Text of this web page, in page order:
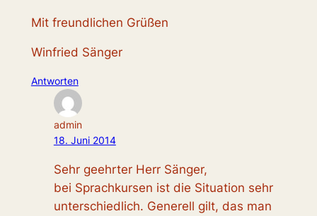
Mit freundlichen Grüßen
Winfried Sänger
Antworten
admin
18. Juni 2014
Sehr geehrter Herr Sänger,
bei Sprachkursen ist die Situation sehr
unterschiedlich. Generell gilt, das man